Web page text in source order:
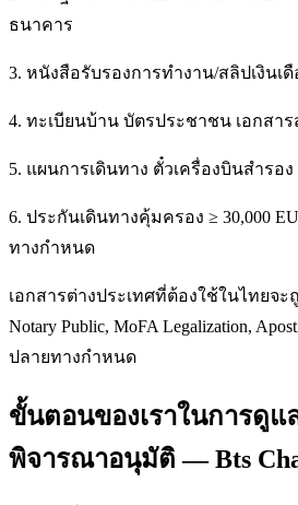
ธนาคาร
3. หนังสือรับรองการทำงาน/สลิปเงินเ
4. ทะเบียนบ้าน บัตรประชาชน เอกสา
5. แผนการเดินทาง ตั๋วเครื่องบินสำรอ
6. ประกันเดินทางคุ้มครอง ≥ 30,000
ทางกำหนด
เอกสารต่างประเทศที่ต้องใช้ในไทยจะ
Notary Public, MoFA Legalization,
ปลายทางกำหนด
ขั้นตอนของเราในการดู
พิจารณาอนุมัติ — Bts